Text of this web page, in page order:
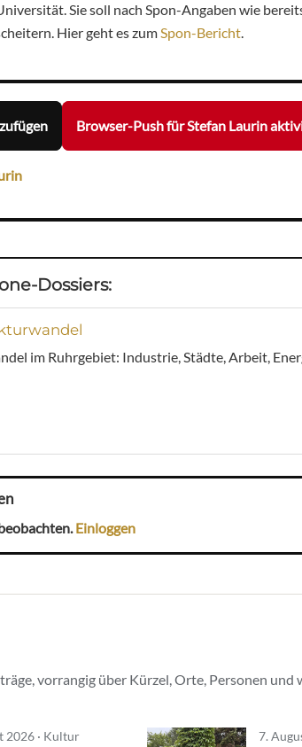
Sie soll nach Spon-Angaben wie
Hier geht es zum Spon-Bericht
Browser-Push für Stefan Laurin
Dossiers:
im Ruhrgebiet: Industrie, Städte, Arbeit,
Einloggen
vorrangig über Kürzel, Orte, Personen und
2026 · Kultur 7.